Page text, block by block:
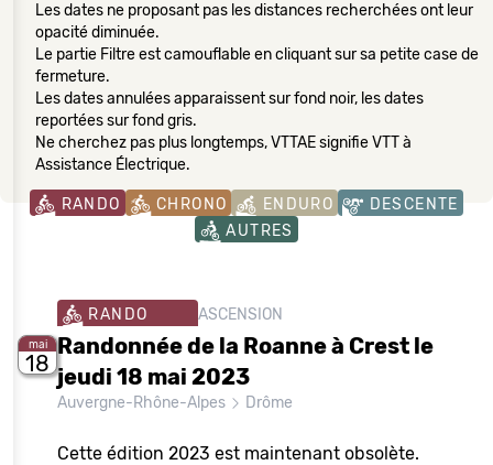
Les dates ne proposant pas les distances recherchées ont leur
opacité diminuée.
Le partie Filtre est camouflable en cliquant sur sa petite case de
fermeture.
Les dates annulées apparaissent sur fond noir, les dates
reportées sur fond gris.
Ne cherchez pas plus longtemps, VTTAE signifie VTT à
Assistance Électrique.
RANDO CHRONO ENDURO
DESCENTE
AUTRES
mai
18
RANDO ASCENSION
Randonnée de la Roanne à Crest le
jeudi 18 mai 2023
Auvergne-Rhône-Alpes Drôme
Cette édition 2023 est maintenant obsolète.